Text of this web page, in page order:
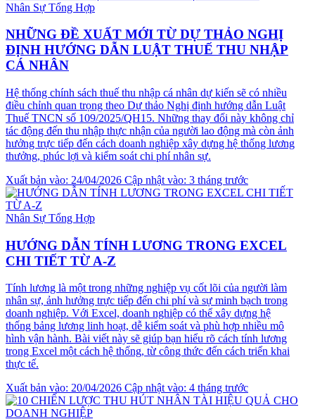
Nhân Sự Tổng Hợp
NHỮNG ĐỀ XUẤT MỚI TỪ DỰ THẢO NGHỊ
ĐỊNH HƯỚNG DẪN LUẬT THUẾ THU NHẬP
CÁ NHÂN
Hệ thống chính sách thuế thu nhập cá nhân dự kiến sẽ có nhiều
điều chỉnh quan trọng theo Dự thảo Nghị định hướng dẫn Luật
Thuế TNCN số 109/2025/QH15. Những thay đổi này không chỉ
tác động đến thu nhập thực nhận của người lao động mà còn ảnh
hưởng trực tiếp đến cách doanh nghiệp xây dựng hệ thống lương
thưởng, phúc lợi và kiểm soát chi phí nhân sự.
Xuất bản vào: 24/04/2026 Cập nhật vào: 3 tháng trước
Nhân Sự Tổng Hợp
HƯỚNG DẪN TÍNH LƯƠNG TRONG EXCEL
CHI TIẾT TỪ A-Z
Tính lương là một trong những nghiệp vụ cốt lõi của người làm
nhân sự, ảnh hưởng trực tiếp đến chi phí và sự minh bạch trong
doanh nghiệp. Với Excel, doanh nghiệp có thể xây dựng hệ
thống bảng lương linh hoạt, dễ kiểm soát và phù hợp nhiều mô
hình vận hành. Bài viết này sẽ giúp bạn hiểu rõ cách tính lương
trong Excel một cách hệ thống, từ công thức đến cách triển khai
thực tế.
Xuất bản vào: 20/04/2026 Cập nhật vào: 4 tháng trước